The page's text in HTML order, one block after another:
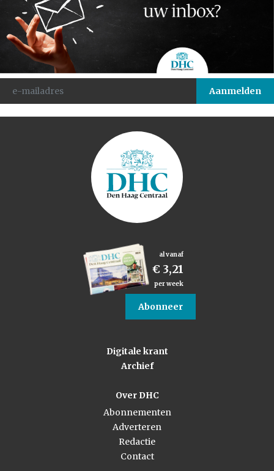
al vanaf
€ 3,21
per week
Abonneer
Digitale krant
Archief
Over DHC
Abonnementen
Adverteren
Redactie
Contact